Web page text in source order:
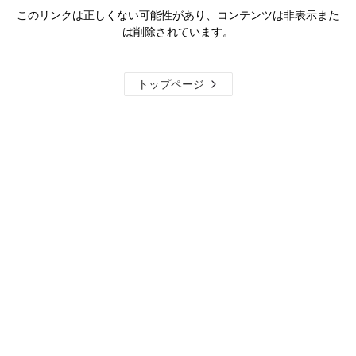
このリンクは正しくない可能性があり、コンテンツは非表示また
は削除されています。
トップページ